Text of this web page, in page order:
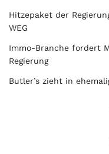
Hitzepaket der
WEG
Immo-Branche fordert
Regierung
Butler’s zieht in